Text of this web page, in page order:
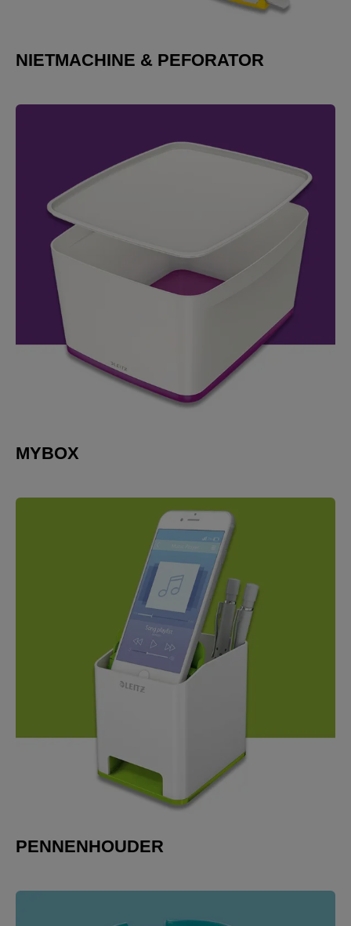
NIETMACHINE & PEFORATOR
MYBOX
PENNENHOUDER